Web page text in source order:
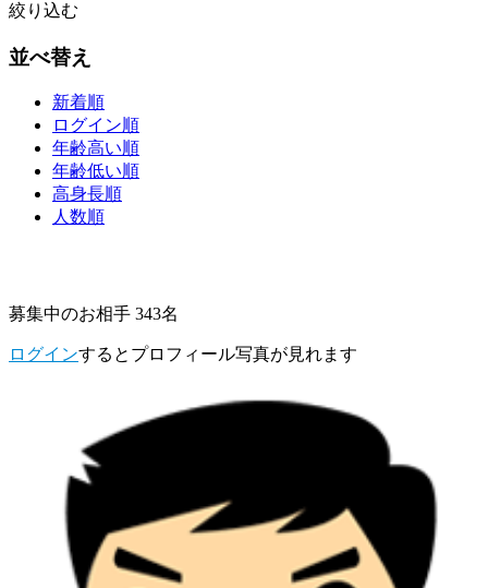
絞り込む
並べ替え
新着順
ログイン順
年齢高い順
年齢低い順
高身長順
人数順
募集中のお相手 343名
ログインするとプロフィール写真が見れます